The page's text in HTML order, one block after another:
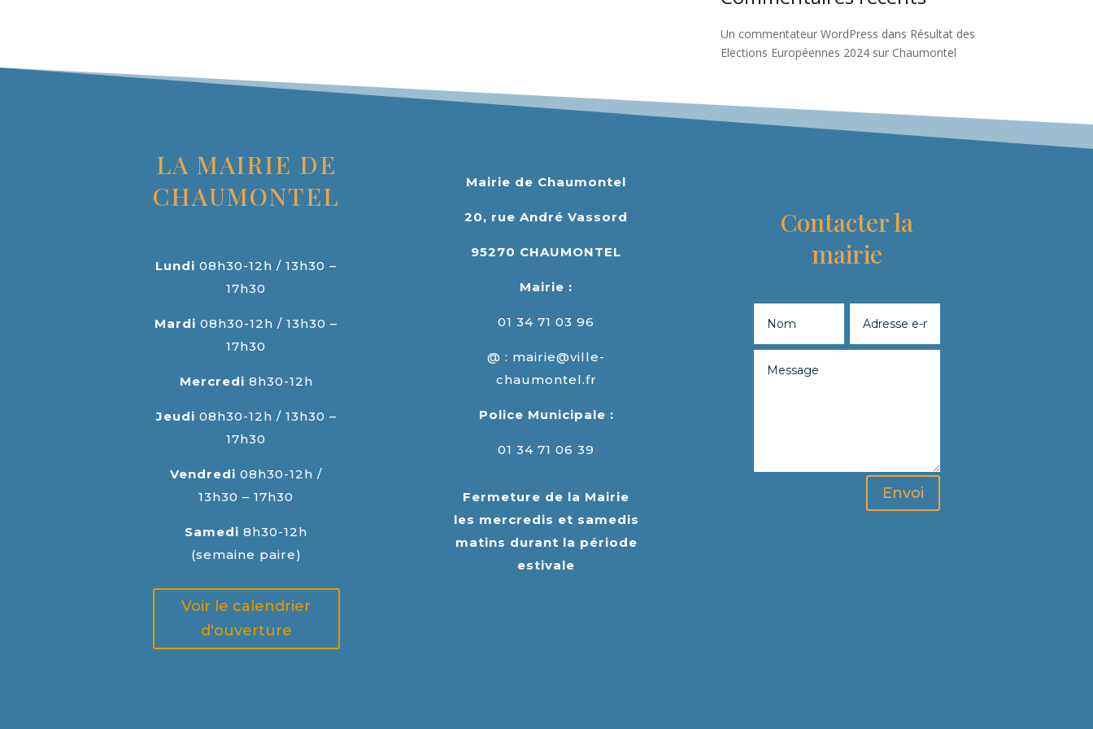
Un commentateur WordPress dans Résultat des
Elections Européennes 2024 sur Chaumontel
LA MAIRIE DE
CHAUMONTEL
Lundi 08h30-12h / 13h30 –
17h30
Mardi08h30-12h / 13h30 –
17h30
Mercredi 8h30-12h
Jeudi 08h30-12h / 13h30 –
17h30
Vendredi 08h30-12h /
13h30 – 17h30
Samedi8h30-12h
(semaine paire)
Voir le calendrier
d'ouverture
Mairie de Chaumontel
20, rue André Vassord
95270 CHAUMONTEL
Mairie :
01 34 71 03 96
@ : mairie@ville-
chaumontel.fr
Police Municipale :
01 34 71 06 39
Fermeture de la Mairie
les mercredis et samedis
matins durant la période
estivale
Contacter la
mairie
Envoi